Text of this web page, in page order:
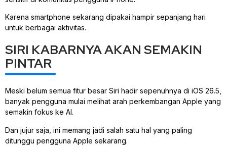
Karena smartphone sekarang dipakai hampir sepanjang hari
untuk berbagai aktivitas.
SIRI KABARNYA AKAN SEMAKIN
PINTAR
Meski belum semua fitur besar Siri hadir sepenuhnya di iOS 26.5,
banyak pengguna mulai melihat arah perkembangan Apple yang
semakin fokus ke AI.
Dan jujur saja, ini memang jadi salah satu hal yang paling
ditunggu pengguna Apple sekarang.